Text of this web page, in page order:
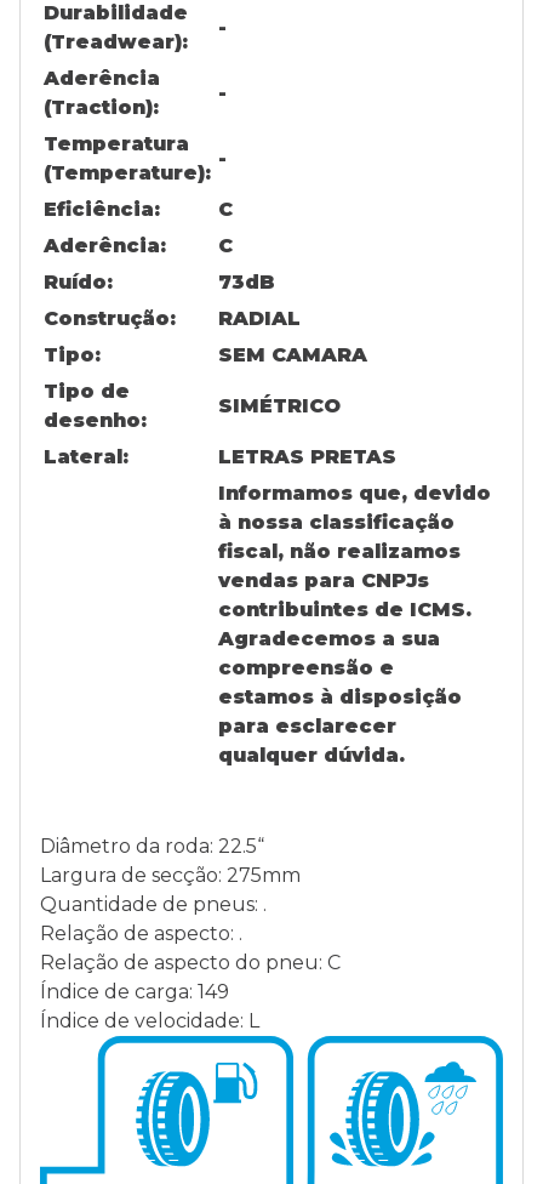
Durabilidade
(Treadwear):
-
Aderência
(Traction):
-
Temperatura
(Temperature):
-
Eficiência:
C
Aderência:
C
Ruído:
73dB
Construção:
RADIAL
Tipo:
SEM CAMARA
Tipo de
desenho:
SIMÉTRICO
Lateral:
LETRAS PRETAS
Informamos que, devido
à nossa classificação
fiscal, não realizamos
vendas para CNPJs
contribuintes de ICMS.
Agradecemos a sua
compreensão e
estamos à disposição
para esclarecer
qualquer dúvida.
Diâmetro da roda: 22.5“
Largura de secção: 275mm
Quantidade de pneus: .
Relação de aspecto: .
Relação de aspecto do pneu: C
Índice de carga: 149
Índice de velocidade: L